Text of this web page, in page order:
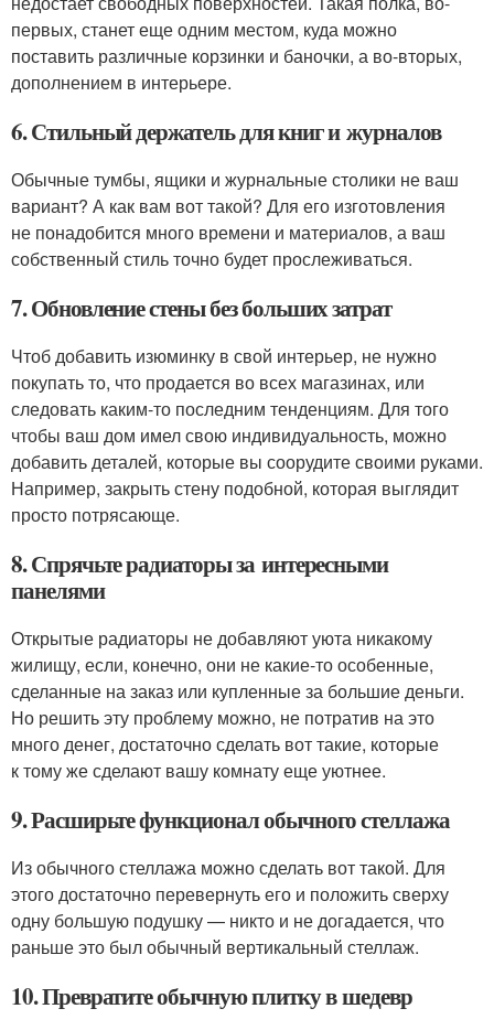
первых, станет еще одним местом, куда можно
поставить различные корзинки и баночки, а во-вторых,
дополнением в интерьере.
6. Стильный держатель для книг и журналов
Обычные тумбы, ящики и журнальные столики не ваш
вариант? А как вам вот такой? Для его изготовления
не понадобится много времени и материалов, а ваш
собственный стиль точно будет прослеживаться.
7. Обновление стены без больших затрат
Чтоб добавить изюминку в свой интерьер, не нужно
покупать то, что продается во всех магазинах, или
следовать каким-то последним тенденциям. Для того
чтобы ваш дом имел свою индивидуальность, можно
добавить деталей, которые вы соорудите своими руками.
Например, закрыть стену подобной, которая выглядит
просто потрясающе.
8. Спрячьте радиаторы за интересными
панелями
Открытые радиаторы не добавляют уюта никакому
жилищу, если, конечно, они не какие-то особенные,
сделанные на заказ или купленные за большие деньги.
Но решить эту проблему можно, не потратив на это
много денег, достаточно сделать вот такие, которые
к тому же сделают вашу комнату еще уютнее.
9. Расширьте функционал обычного стеллажа
Из обычного стеллажа можно сделать вот такой. Для
этого достаточно перевернуть его и положить сверху
одну большую подушку — никто и не догадается, что
раньше это был обычный вертикальный стеллаж.
10. Превратите обычную плитку в шедевр